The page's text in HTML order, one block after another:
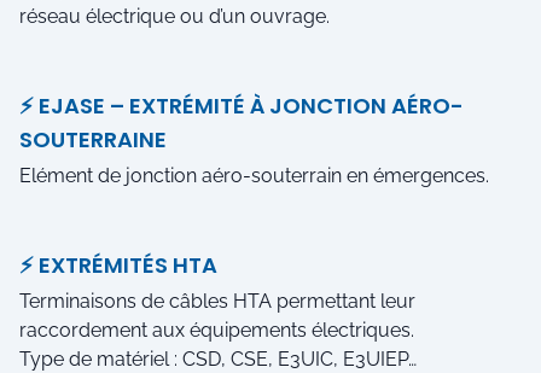
réseau électrique ou d’un ouvrage.
⚡ EJASE – EXTRÉMITÉ À JONCTION AÉRO-
SOUTERRAINE
Elément de jonction aéro-souterrain en émergences.
⚡ EXTRÉMITÉS HTA
Terminaisons de câbles HTA permettant leur
raccordement aux équipements électriques.
Type de matériel : CSD, CSE, E3UIC, E3UIEP…